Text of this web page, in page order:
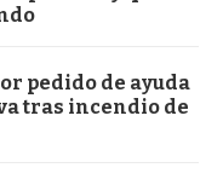
pedido de ayuda
tras incendio de